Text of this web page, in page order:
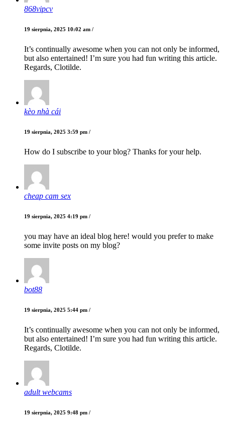
868vipcv
19 sierpnia, 2025 10:02 am /
It’s continually awesome when you can not only be informed,
but also entertained! I’m sure you had fun writing this article.
Regards, Clotilde.
kèo nhà cái
19 sierpnia, 2025 3:59 pm /
How do I subscribe to your blog? Thanks for your help.
cheap cam sex
19 sierpnia, 2025 4:19 pm /
you may have an ideal blog here! would you prefer to make
some invite posts on my blog?
bot88
19 sierpnia, 2025 5:44 pm /
It’s continually awesome when you can not only be informed,
but also entertained! I’m sure you had fun writing this article.
Regards, Clotilde.
adult webcams
19 sierpnia, 2025 9:48 pm /